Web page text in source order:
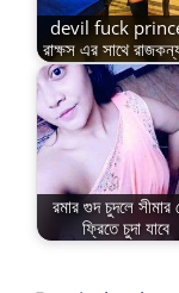
devil fuck
রাক্ষস এর সাথে
রমার গুদ চুদলে সীমার
ফ্রিতে চুদা যাবে